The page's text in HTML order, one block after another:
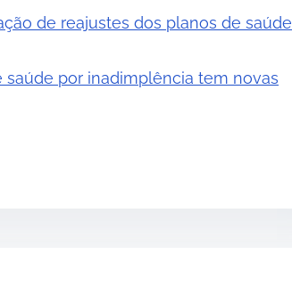
de reajustes dos planos de saúde
por inadimplência tem novas